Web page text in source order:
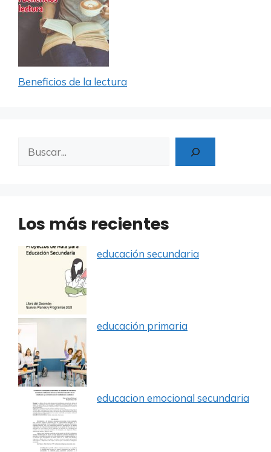
Beneficios de la lectura
Los más recientes
educación secundaria
educación primaria
educacion emocional secundaria